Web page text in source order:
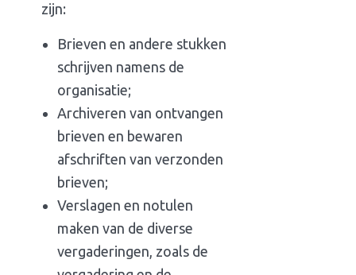
zijn:
Brieven en andere stukken
schrijven namens de
organisatie;
Archiveren van ontvangen
brieven en bewaren
afschriften van verzonden
brieven;
Verslagen en notulen
maken van de diverse
vergaderingen, zoals de